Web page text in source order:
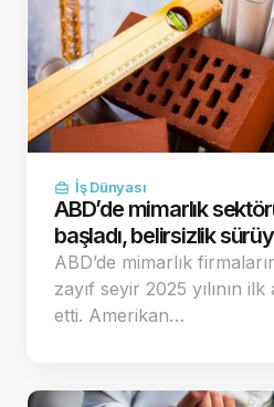
İş Dünyası
ABD’de mimarlık
başladı, belirsizlik
ABD’de mimarlık
zayıf seyir 2025 yılının
etti. Amerikan…